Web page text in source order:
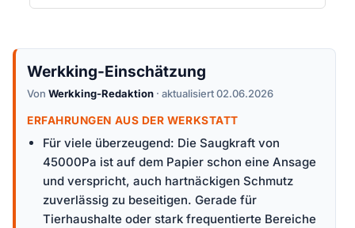
Werkking-Einschätzung
Von Werkking-Redaktion · aktualisiert 02.06.2026
ERFAHRUNGEN AUS DER WERKSTATT
Für viele überzeugend: Die Saugkraft von
45000Pa ist auf dem Papier schon eine Ansage
und verspricht, auch hartnäckigen Schmutz
zuverlässig zu beseitigen. Gerade für
Tierhaushalte oder stark frequentierte Bereiche